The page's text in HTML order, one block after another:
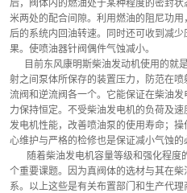
后，阀体内的燃油处于某种程度的密封
米两处的配合间隙。利用燃油的阻尼功
后的系统内回油转速。同时还可收到减
果。使喷油器针阀偶件气蚀减小。
目前东风康明斯柴油发动机使用的就
射之间泵体所保存的装置压力，防范在
流阀和逆流阀各一个。它能保证在柴油
力保持恒定。不受柴油发电机的负荷及
发电机性能，改善喷油泵的使用寿命；
心维护与严格的检修也是保证减小气蚀的
随着柴油发电机容量等级和强化程度
个重要课题。因为真阀体的选材与其在
系。以上这些是有关布置部门和生产代